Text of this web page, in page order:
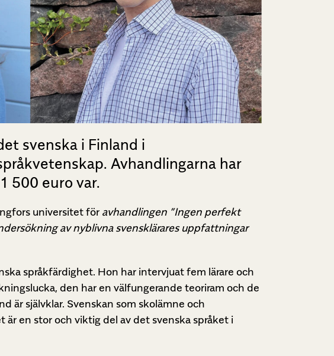
svenska i Finland i
Avhandlingarna har
500 euro var.
universitet för avhandlingen ”Ingen perfekt
av nyblivna svensklärares uppfattningar
språkfärdighet. Hon har intervjuat fem lärare och
den har en välfungerande teoriram och de
är självklar. Svenskan som skolämne och
en stor och viktig del av det svenska språket i